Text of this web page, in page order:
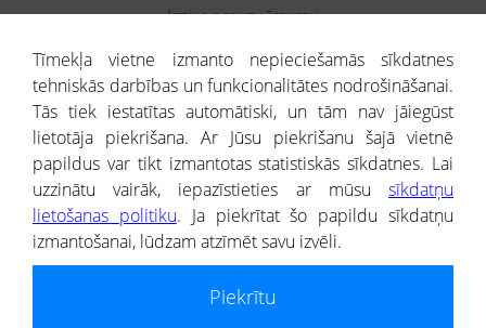
Izziņa par uzņēmumu
Dzimtas koks
Uzņēmumu atlase
Monitorings
Kredītizziņa par ārvalstu uzņēmumiem
® CREDITREFORM Latvija
SIA
Tīmekļa vietne izmanto nepieciešamās sīkdatnes
tehniskās darbības un funkcionalitātes nodrošināšanai.
Tās tiek iestatītas automātiski, un tām nav jāiegūst
lietotāja piekrišana. Ar Jūsu piekrišanu šajā vietnē
papildus var tikt izmantotas statistiskās sīkdatnes. Lai
uzzinātu vairāk, iepazīstieties ar mūsu sīkdatņu
lietošanas politiku. Ja piekrītat šo papildu sīkdatņu
izmantošanai, lūdzam atzīmēt savu izvēli.
Piekrītu